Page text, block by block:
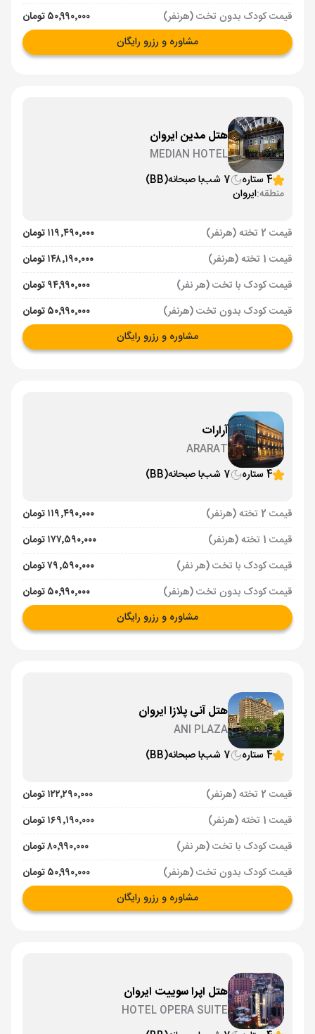
قیمت کودک بدون تخت (هرنفر)
۵۰٬۹۹۰٬۰۰۰ تومان
مشاوره و رزرو رایگان
هتل مدین ایروان
MEDIAN HOTEL
4 ستاره
7 شب با صبحانه(BB)
منطقه:ایروان
قیمت 2 تخته (هرنفر)
۱۱۹٬۴۹۰٬۰۰۰ تومان
قیمت 1 تخته (هرنفر)
۱۴۸٬۱۹۰٬۰۰۰ تومان
قیمت کودک با تخت (هر نفر)
۹۴٬۹۹۰٬۰۰۰ تومان
قیمت کودک بدون تخت (هرنفر)
۵۰٬۹۹۰٬۰۰۰ تومان
مشاوره و رزرو رایگان
آرارات
ARARAT
4 ستاره
7 شب با صبحانه(BB)
قیمت 2 تخته (هرنفر)
۱۱۹٬۴۹۰٬۰۰۰ تومان
قیمت 1 تخته (هرنفر)
۱۷۷٬۵۹۰٬۰۰۰ تومان
قیمت کودک با تخت (هر نفر)
۷۹٬۵۹۰٬۰۰۰ تومان
قیمت کودک بدون تخت (هرنفر)
۵۰٬۹۹۰٬۰۰۰ تومان
مشاوره و رزرو رایگان
هتل آنی پلازا ایروان
ANI PLAZA
4 ستاره
7 شب با صبحانه(BB)
قیمت 2 تخته (هرنفر)
۱۲۲٬۲۹۰٬۰۰۰ تومان
قیمت 1 تخته (هرنفر)
۱۶۹٬۱۹۰٬۰۰۰ تومان
قیمت کودک با تخت (هر نفر)
۸۰٬۹۹۰٬۰۰۰ تومان
قیمت کودک بدون تخت (هرنفر)
۵۰٬۹۹۰٬۰۰۰ تومان
مشاوره و رزرو رایگان
هتل اپرا سوییت ایروان
HOTEL OPERA SUITE